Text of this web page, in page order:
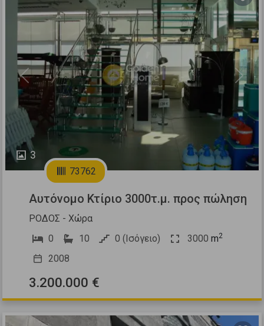
3
Previous Next
73762
Αυτόνομο Κτίριο 3000τ.μ. προς πώληση
ΡΟΔΟΣ - Χώρα
0
10 0 (Ισόγειο) 3000 m2
2008
3.200.000 €